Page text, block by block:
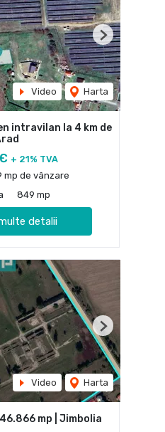
Video Harta
Next
intravilan la 4 km de
+ 21% TVA
mp de vânzare
849 mp
detalii
Video Harta
Next
mp | Jimbolia